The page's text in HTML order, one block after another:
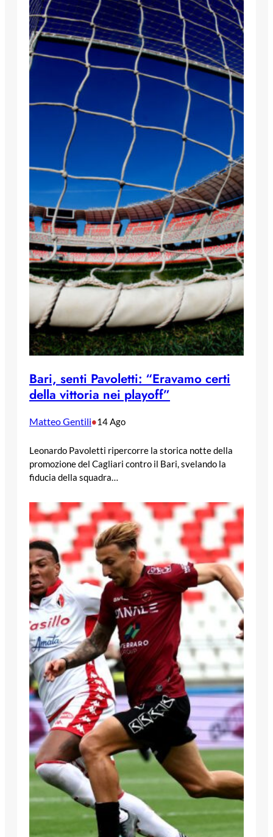
Bari, senti Pavoletti: “Eravamo certi
della vittoria nei playoff”
Matteo Gentili•14 Ago
Leonardo Pavoletti ripercorre la storica notte della
promozione del Cagliari contro il Bari, svelando la
fiducia della squadra…